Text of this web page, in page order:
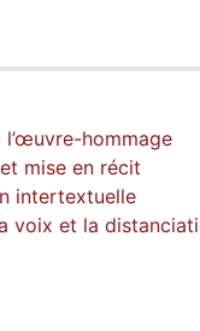
l’œuvre-hommage
mise en récit
intertextuelle
voix et la